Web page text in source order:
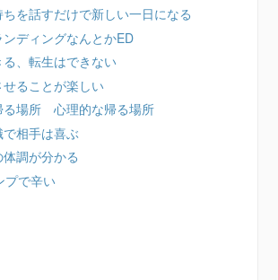
ちを話すだけで新しい一日になる
ディングなんとかED
、転生はできない
せることが楽しい
る場所 心理的な帰る場所
相手は喜ぶ
調が分かる
プで辛い